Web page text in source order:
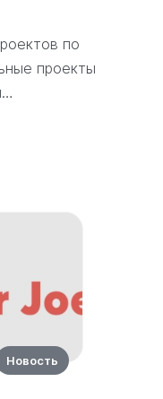
по
проекты
Новость